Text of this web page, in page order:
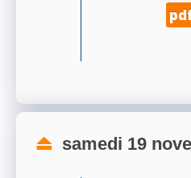
samedi 19